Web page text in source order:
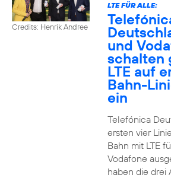
Credits: Henrik Andree
LTE FÜR ALLE:
und
schalten
LTE auf
Bahn-
ein
Telefónica
ersten vier
Bahn mit LTE
Vodafone
haben die drei